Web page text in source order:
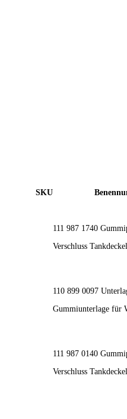
SKU
111 987 1740
Verschluss
110 899 0097
Gummiunterlage für
111 987 0140
Verschluss